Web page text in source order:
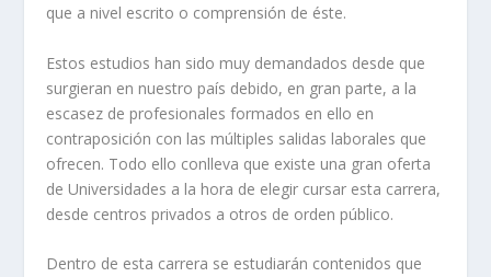
que a nivel escrito o comprensión de éste.
Estos estudios han sido muy demandados desde que
surgieran en nuestro país debido, en gran parte, a la
escasez de profesionales formados en ello en
contraposición con las múltiples salidas laborales que
ofrecen. Todo ello conlleva que existe una gran oferta
de Universidades a la hora de elegir cursar esta carrera,
desde centros privados a otros de orden público.
Dentro de esta carrera se estudiarán contenidos que